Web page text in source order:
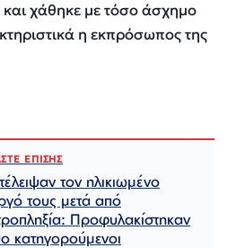
χάθηκε με τόσο άσχημο
η εκπρόσωπος της
ΕΠΙΣΗΣ
τον ηλικιωμένο
τους μετά από
Προφυλακίστηκαν
κατηγορούμενοι